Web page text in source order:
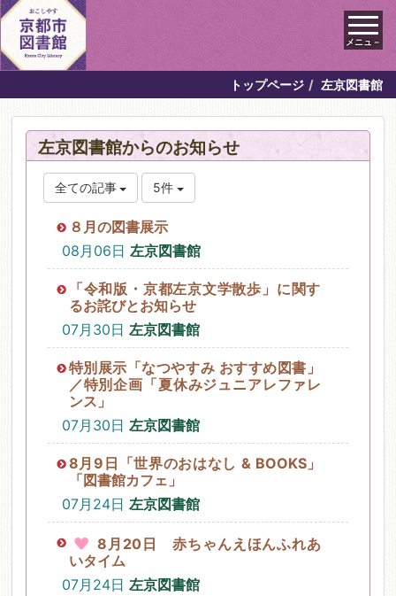
メニュ－
トップページ 左京図書館
左京図書館からのお知らせ
全ての記事 5件
８月の図書展示
08月06日 左京図書館
「令和版・京都左京文学散歩」に関す
るお詫びとお知らせ
07月30日 左京図書館
特別展示「なつやすみ おすすめ図書」
／特別企画「夏休みジュニアレファレ
ンス」
07月30日 左京図書館
8月9日「世界のおはなし & BOOKS」
「図書館カフェ」
07月24日 左京図書館
8月20日 赤ちゃんえほんふれあ
いタイム
07月24日 左京図書館